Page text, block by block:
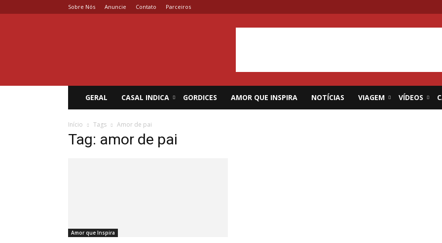
Sobre Nós Anuncie Contato Parceiros
GERAL CASAL INDICA GORDICES AMOR QUE INSPIRA NOTÍCIAS VIAGEM VÍDEOS
Início Tags Amor de pai
Tag: amor de pai
Amor que Inspira